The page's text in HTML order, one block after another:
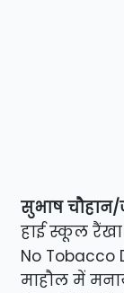
सुभाष
हाई स्कूल
No Tobacco
माहौल में